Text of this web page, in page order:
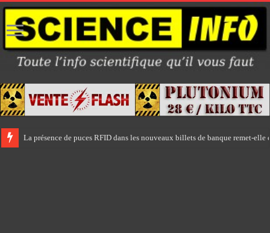
La présence de puces RFID dans les nouveaux billets de banque remet-